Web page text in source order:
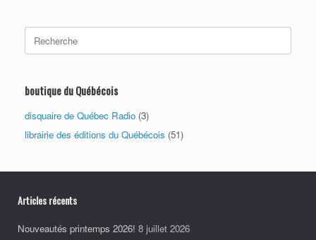
for:
boutique du Québécois
disquaire de Québec Radio (3)
librairie des éditions du Québécois (51)
Articles récents
Nouveautés printemps 2026! 8 juillet 2026